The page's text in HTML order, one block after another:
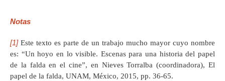
Notas
[1]Este texto es parte de un trabajo mucho mayor cuyo nombre
es: “Un hoyo en lo visible. Escenas para una historia del papel
de la falda en el cine”, en Nieves Torralba (coordinadora), El
papel de la falda, UNAM, México, 2015, pp. 36-65.